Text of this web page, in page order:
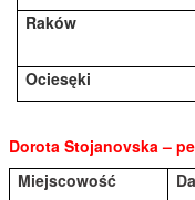
Raków
Ociesęki
Dorota Stojanovska –
Miejscowość